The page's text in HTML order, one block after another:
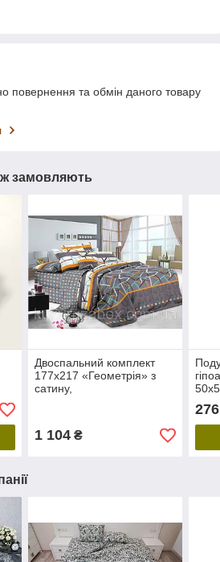
повернення та обмін даного товару
замовляють
Двоспальний комплект
177х217 «Геометрія» з
сатину,
1 104₴
276